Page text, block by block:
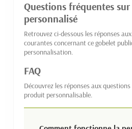
Questions fréquentes
personnalisé
Retrouvez ci-dessous les réponses
courantes concernant ce gobelet
personnalisation.
FAQ
Découvrez les réponses aux
produit personnalisable.